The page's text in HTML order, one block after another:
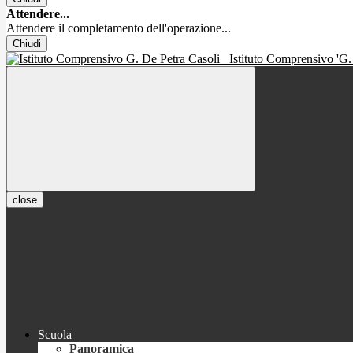
Attendere...
Attendere il completamento dell'operazione...
Chiudi
Istituto Comprensivo
close
Scuola
Panoramica